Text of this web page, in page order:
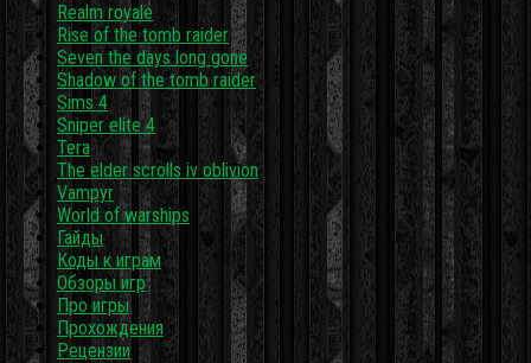
Realm royale
Rise of the tomb raider
Seven the days long gone
Shadow of the tomb raider
Sims 4
Sniper elite 4
Tera
The elder scrolls iv oblivion
Vampyr
World of warships
Гайды
Коды к играм
Обзоры игр
Про игры
Прохождения
Рецензии